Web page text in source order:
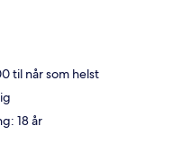
til når som helst
18 år